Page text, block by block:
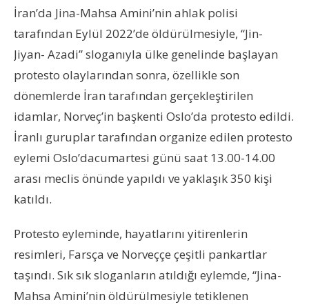
İran’da Jina-Mahsa Amini’nin ahlak polisi
tarafından Eylül 2022’de öldürülmesiyle, “Jin-
Jiyan- Azadi” sloganıyla ülke genelinde başlayan
protesto olaylarından sonra, özellikle son
dönemlerde İran tarafından gerçekleştirilen
idamlar, Norveç’in başkenti Oslo’da protesto edildi.
İranlı guruplar tarafından organize edilen protesto
eylemi Oslo’dacumartesi günü saat 13.00-14.00
arası meclis önünde yapıldı ve yaklaşık 350 kişi
katıldı.
Protesto eyleminde, hayatlarını yitirenlerin
resimleri, Farsça ve Norveççe çeşitli pankartlar
taşındı. Sık sık sloganların atıldığı eylemde, “Jina-
Mahsa Amini’nin öldürülmesiyle tetiklenen